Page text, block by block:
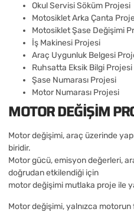
Okul Servisi Söküm Projesi
Motosiklet Arka Çanta
Motosiklet Şase Değişimi
İş Makinesi Projesi
Araç Uygunluk Belgesi
Ruhsatta Eksik Bilgi Projesi
Şase Numarası Projesi
Motor Numarası Projesi
MOTOR DEĞIŞIM
Motor değişimi, araç üzerinde
biridir.
Motor gücü, emisyon değerleri,
doğrudan etkilendiği için
motor değişimi mutlaka proje ile
Motor değişimi, yalnızca motorun